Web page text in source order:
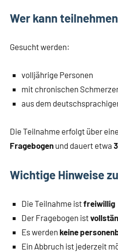
Wer kann
Gesucht werden:
volljährige Personen
mit chronischen
aus dem
Die Teilnahme erfolgt über
Fragebogen und dauert etwa
Wichtige Hinweise
Die Teilnahme istfreiwillig
Der Fragebogen ist
Es werden keine
Ein Abbruch ist jederzeit